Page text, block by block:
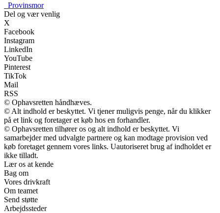
Provinsmor
Del og vær venlig
X
Facebook
Instagram
LinkedIn
YouTube
Pinterest
TikTok
Mail
RSS
© Ophavsretten håndhæves.
© Alt indhold er beskyttet. Vi tjener muligvis penge, når du klikker
på et link og foretager et køb hos en forhandler.
© Ophavsretten tilhører os og alt indhold er beskyttet. Vi
samarbejder med udvalgte partnere og kan modtage provision ved
køb foretaget gennem vores links. Uautoriseret brug af indholdet er
ikke tilladt.
Lær os at kende
Bag om
Vores drivkraft
Om teamet
Send støtte
Arbejdssteder